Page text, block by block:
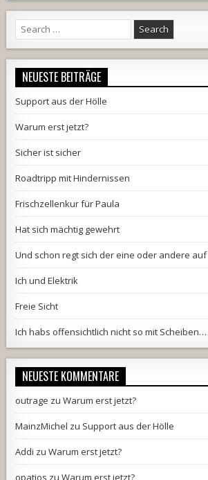
Search
for:
NEUESTE BEITRÄGE
Support aus der Hölle
Warum erst jetzt?
Sicher ist sicher
Roadtripp mit Hindernissen
Frischzellenkur für Paula
Hat sich mächtig gewehrt
Und schon regt sich der eine oder andere auf
Ich und Elektrik
Freie Sicht
Ich habs offensichtlich nicht so mit Scheiben…
NEUESTE KOMMENTARE
outrage zuWarum erst jetzt?
MainzMichel zu Support aus der Hölle
Addi zuWarum erst jetzt?
opatios zuWarum erst jetzt?